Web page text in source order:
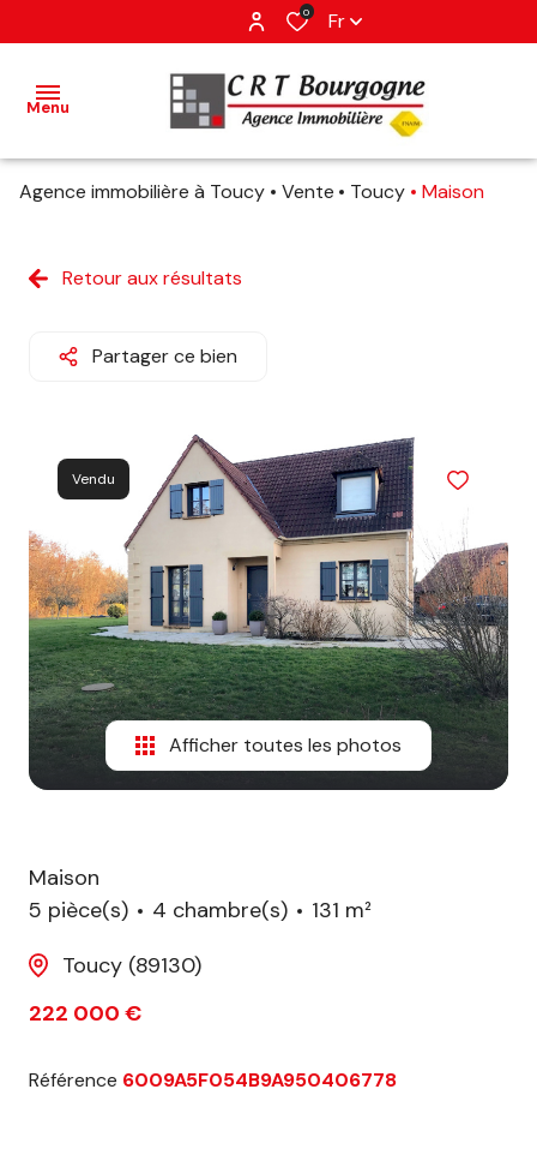
0 Fr
Menu
ventes
contact
biens
vendus
Agence immobilière à Toucy Vente Toucy Maison
Retour aux résultats
Partager ce bien
Vendu
Afficher toutes les photos
Maison
5 pièce(s)
4 chambre(s)
131 m²
Toucy (89130)
222 000 €
Référence 6009A5F054B9A950406778